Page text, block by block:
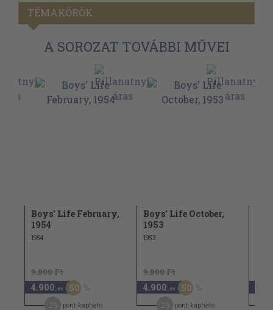
TÉMAKÖRÖK
A SOROZAT TOVÁBBI MŰVEI
Boys' Life February,
1954
1954
9.800 Ft
4.900 ,-Ft 50
pont kapható
Boys' Life October,
1953
1953
9.800 Ft
4.900 ,-Ft 50
pont kapható